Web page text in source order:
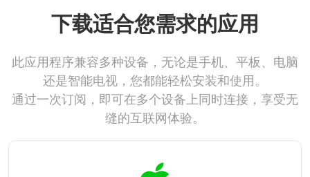
下载适合您需求的应用
此应用程序兼容多种设备，无论是手机、平板、电脑
还是智能电视，您都能轻松安装和使用。
通过一次订阅，即可在多个设备上同时连接，享受无
缝的互联网体验。